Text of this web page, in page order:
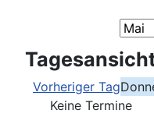
Vorheriger Tag
Keine Termine